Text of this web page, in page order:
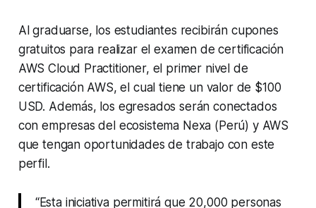
Al graduarse, los estudiantes recibirán cupones
gratuitos para realizar el examen de certificación
AWS Cloud Practitioner, el primer nivel de
certificación AWS, el cual tiene un valor de $100
USD. Además, los egresados serán conectados
con empresas del ecosistema Nexa (Perú) y AWS
que tengan oportunidades de trabajo con este
perfil.
“Esta iniciativa permitirá que 20,000 personas